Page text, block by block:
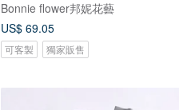
Bonnie flower邦妮花藝
US$ 69.05
可客製 獨家販售